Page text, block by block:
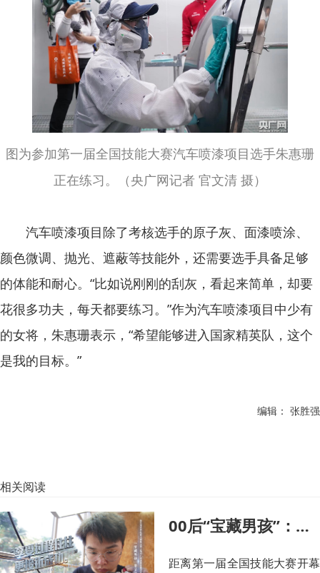
图为参加第一届全国技能大赛汽车喷漆项目选手朱惠珊
正在练习。（央广网记者 官文清 摄）
汽车喷漆项目除了考核选手的原子灰、面漆喷涂、
颜色微调、抛光、遮蔽等技能外，还需要选手具备足够
的体能和耐心。“比如说刚刚的刮灰，看起来简单，却要
花很多功夫，每天都要练习。”作为汽车喷漆项目中少有
的女将，朱惠珊表示，“希望能够进入国家精英队，这个
是我的目标。”
编辑： 张胜强
相关阅读
00后“宝藏男孩”：从打工人到逐梦“世界技能奥林匹克”
距离第一届全国技能大赛开幕